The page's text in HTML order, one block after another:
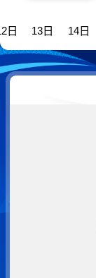
日 13日 14日